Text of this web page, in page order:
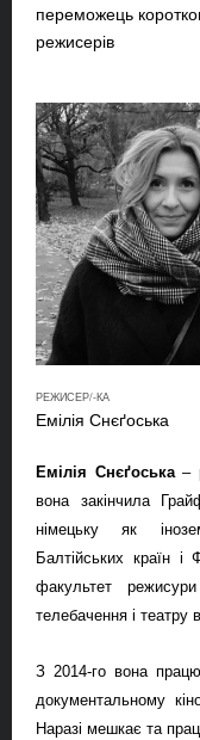
переможець
режисерів
РЕЖИСЕР/-КА
Емілія Снєґоська
Емілія Снєґоська–
вона закінчила
німецьку як
Балтійських країн і
факультет
телебачення і театру в
З 2014-го вона
документальному
Наразі мешкає та